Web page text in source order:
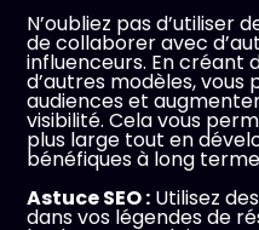
N’oubliez pas d’utiliser
de collaborer avec
influenceurs. En créant
d’autres modèles,
audiences et
visibilité. Cela vous
plus large tout en
bénéfiques à long
Astuce SEO : Utilisez
dans vos légendes de